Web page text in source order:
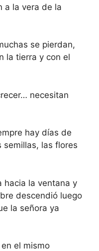
a la vera de la
se pierdan,
la tierra y con el
necesitan
hay días de
semillas, las flores
hacia la ventana y
descendió luego
la señora ya
el mismo